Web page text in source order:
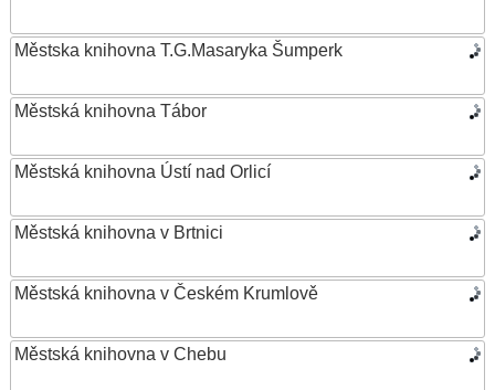
Městska knihovna T.G.Masaryka Šumperk
Městská knihovna Tábor
Městská knihovna Ústí nad Orlicí
Městská knihovna v Brtnici
Městská knihovna v Českém Krumlově
Městská knihovna v Chebu